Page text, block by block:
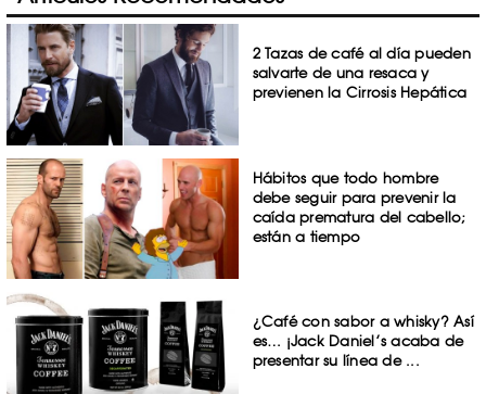
2 Tazas de café al día pueden
salvarte de una resaca y
previenen la Cirrosis Hepática
Hábitos que todo hombre
debe seguir para prevenir la
caída prematura del cabello;
están a tiempo
¿Café con sabor a whisky? Así
es… ¡Jack Daniel’s acaba de
presentar su línea de ...